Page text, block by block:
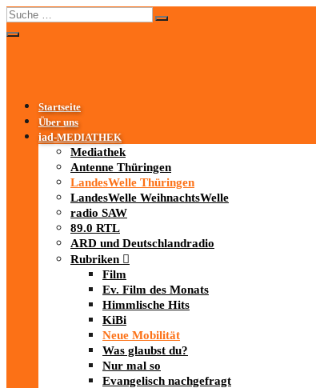
Startseite
Über uns
iad-MEDIATHEK
Mediathek
Antenne Thüringen
LandesWelle Thüringen
LandesWelle WeihnachtsWelle
radio SAW
89.0 RTL
ARD und Deutschlandradio
Rubriken
Film
Ev. Film des Monats
Himmlische Hits
KiBi
Neue Mobilität
Was glaubst du?
Nur mal so
Evangelisch nachgefragt